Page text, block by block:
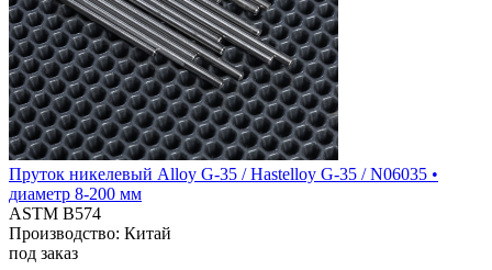
Пруток никелевый Alloy G-35 / Hastelloy G-35 / N06035 •
диаметр 8-200 мм
ASTM B574
Производство: Китай
под заказ